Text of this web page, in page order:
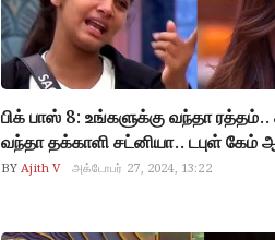
பிக் பாஸ் 8: உங்களுக்கு வந்தா ரத்தம்..
வந்தா தக்காளி சட்னியா.. டபுள் கேம்
BYAjith V அக்டோபர் 27, 2024, 13:22